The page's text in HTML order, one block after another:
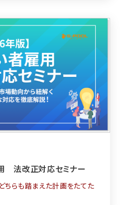
法改正対応セミナー
ちらも踏まえた計画をたてた